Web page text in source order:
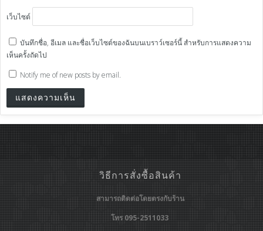
เว็บไซต์
บันทึกชื่อ, อีเมล และชื่อเว็บไซต์ของฉันบนเบราว์เซอร์นี้ สำหรับการแสดงความ
เห็นครั้งถัดไป
Notify me of new posts by email.
วิธีการสั่งซื้อสินค้า
สามารถติดต่อโดยตรงกับร้าน
โทร 095-2511033